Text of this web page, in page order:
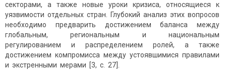
секторами, а также новые уроки кризиса, относящиеся к
уязвимости отдельных стран. Глубокий анализ этих вопросов
необходимо предварить достижением баланса между
глобальным, региональным и национальным
регулированием и распределением ролей, а также
достижением компромисса между устоявшимися правилами
и экстренными мерами [3, с. 27].